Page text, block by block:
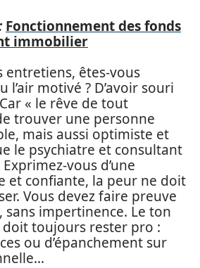
Fonctionnement des fonds
immobilier
entretiens, êtes-vous
l’air motivé ? D’avoir souri
« le rêve de tout
trouver une personne
mais aussi optimiste et
le psychiatre et consultant
vous d’une
et confiante, la peur ne doit
Vous devez faire preuve
sans impertinence. Le ton
doit toujours rester pro :
ou d’épanchement sur